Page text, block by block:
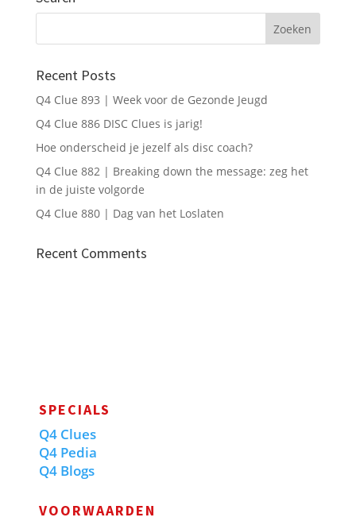
Recent Posts
Q4 Clue 893 | Week voor de Gezonde Jeugd
Q4 Clue 886 DISC Clues is jarig!
Hoe onderscheid je jezelf als disc coach?
Q4 Clue 882 | Breaking down the message: zeg het
in de juiste volgorde
Q4 Clue 880 | Dag van het Loslaten
Recent Comments
SPECIALS
Q4 Clues
Q4 Pedia
Q4 Blogs
VOORWAARDEN